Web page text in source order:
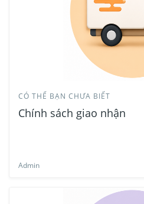
CÓ THỂ BẠN CHƯA BIẾT
Chính sách giao nhận
Admin